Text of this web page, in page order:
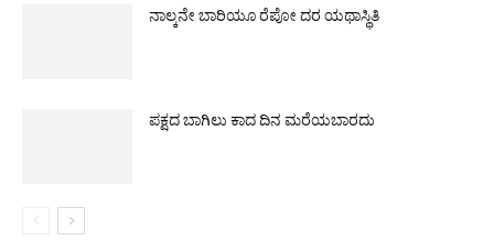
ನಾಲ್ಕನೇ ಬಾರಿಯೂ ರೆಪೋ ದರ ಯಥಾಸ್ಥಿತಿ
ಪಕ್ಷದ ಬಾಗಿಲು ಕಾದ ದಿನ ಮರೆಯಬಾರದು